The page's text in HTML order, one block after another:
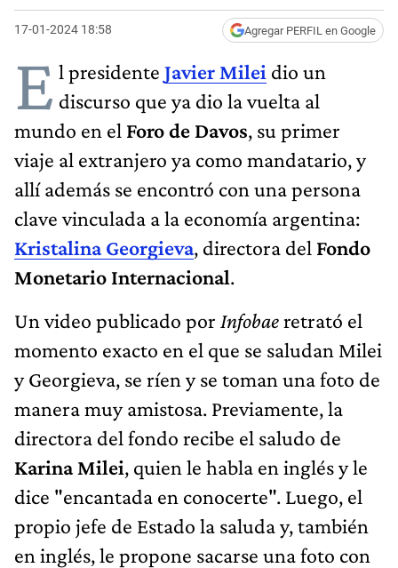
17-01-2024 18:58 Agregar PERFIL en Google
E l presidente Javier Milei dio un
discurso que ya dio la vuelta al
mundo en el Foro de Davos, su primer
viaje al extranjero ya como mandatario, y
allí además se encontró con una persona
clave vinculada a la economía argentina:
Kristalina Georgieva, directora del Fondo
Monetario Internacional.
Un video publicado por Infobaeretrató el
momento exacto en el que se saludan Milei
y Georgieva, se ríen y se toman una foto de
manera muy amistosa. Previamente, la
directora del fondo recibe el saludo de
Karina Milei, quien le habla en inglés y le
dice "encantada en conocerte". Luego, el
propio jefe de Estado la saluda y, también
en inglés, le propone sacarse una foto con